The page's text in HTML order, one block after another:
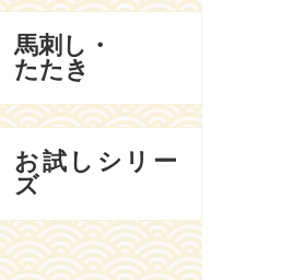
馬刺し・
たたき
お試しシリー
ズ